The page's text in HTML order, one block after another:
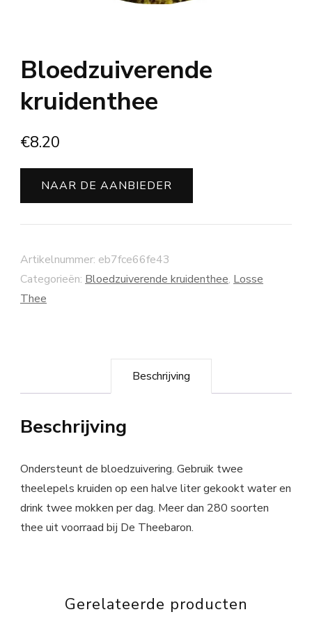
Bloedzuiverende
kruidenthee
€8.20
NAAR DE AANBIEDER
Artikelnummer: eb7fce66fe43
Categorieën: Bloedzuiverende kruidenthee, Losse
Thee
Beschrijving
Beschrijving
Ondersteunt de bloedzuivering. Gebruik twee
theelepels kruiden op een halve liter gekookt water en
drink twee mokken per dag. Meer dan 280 soorten
thee uit voorraad bij De Theebaron.
Gerelateerde producten